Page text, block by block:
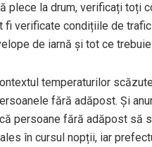
plece la drum, verificați
fi verificate condițiile de
de iarnă și tot ce
temperaturilor
fără adăpost. Și
persoane fără adăpost să
în cursul nopții, iar